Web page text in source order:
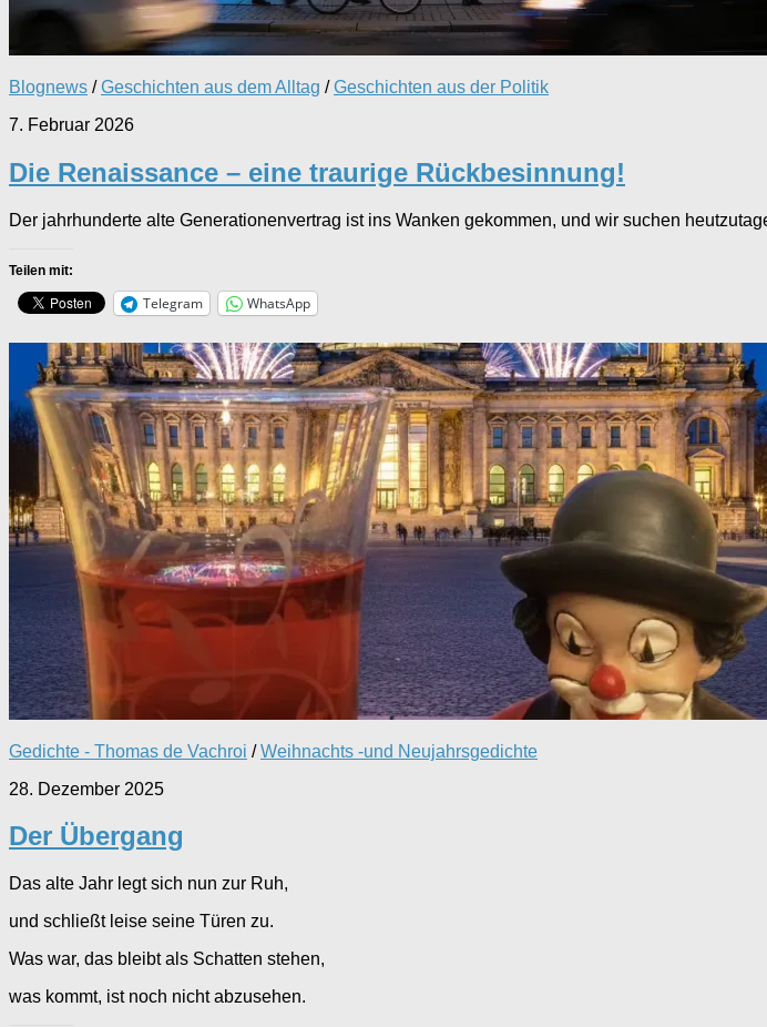
Blognews /Geschichten aus dem Alltag /Geschichten aus der Politik
7. Februar 2026
Die Renaissance – eine traurige Rückbesinnung!
Der jahrhunderte alte Generationenvertrag ist ins Wanken gekommen, und wir suchen
Teilen mit:
Telegram WhatsApp
Gedichte - Thomas de Vachroi /Weihnachts -und Neujahrsgedichte
28. Dezember 2025
Der Übergang
Das alte Jahr legt sich nun zur Ruh,
und schließt leise seine Türen zu.
Was war, das bleibt als Schatten stehen,
was kommt, ist noch nicht abzusehen.